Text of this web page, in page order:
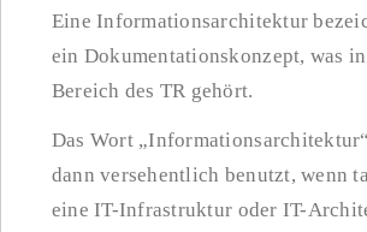
Eine Informationsarchitektur
ein Dokumentationskonzept, was
Bereich des TR gehört.
Das Wort
dann versehentlich benutzt, wenn
eine IT-Infrastruktur oder IT-